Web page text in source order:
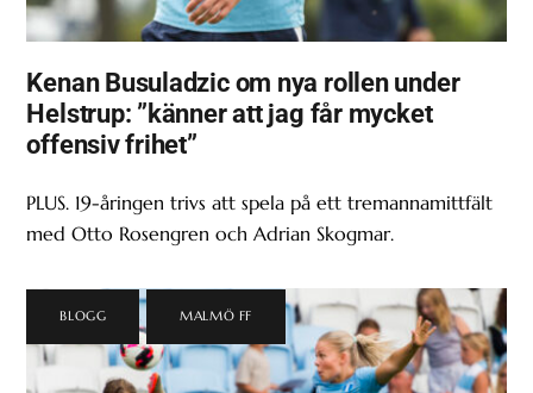
Kenan Busuladzic om nya rollen under
Helstrup: ”känner att jag får mycket
offensiv frihet”
PLUS. 19-åringen trivs att spela på ett tremannamittfält
med Otto Rosengren och Adrian Skogmar.
BLOGG MALMÖ FF